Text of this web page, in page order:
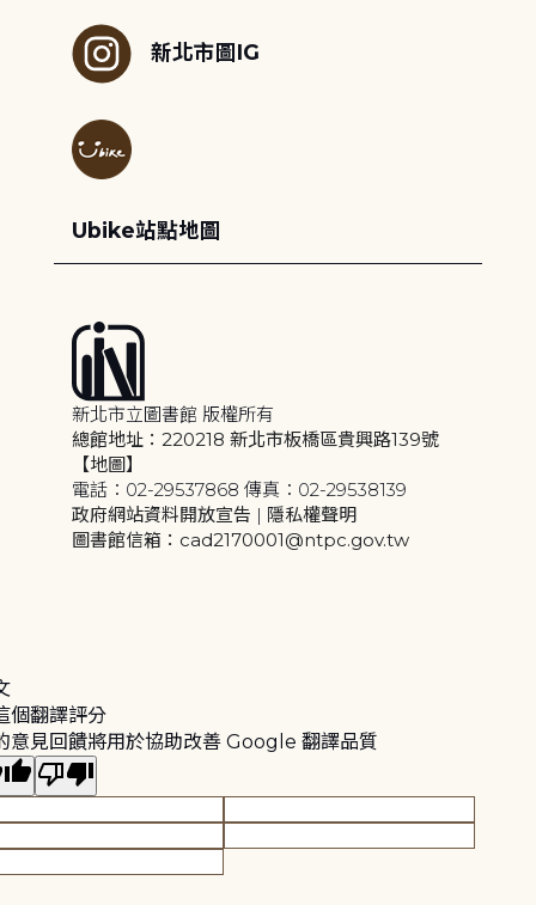
新北市圖IG
Ubike站點地圖
新北市立圖書館 版權所有
總館地址：220218 新北市板橋區貴興路139號
【地圖】
電話：02-29537868 傳真：02-29538139
政府網站資料開放宣告 | 隱私權聲明
圖書館信箱：cad2170001@ntpc.gov.tw
個翻譯評分
意見回饋將用於協助改善 Google 翻譯品質